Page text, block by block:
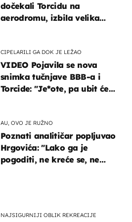
NAJSIGURNIJI OBLIK REKREACIJE
dočekali Torcidu na
aerodromu, izbila velika
CIPELARILI GA DOK JE LEŽAO
VIDEO Pojavila se nova
snimka tučnjave BBB-a i
Torcide: "Je*ote, pa ubit će
AU, OVO JE RUŽNO
Poznati analitičar popljuvao
Hrgovića: "Lako ga je
pogoditi, ne kreće se, ne